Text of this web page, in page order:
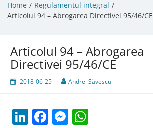
Home
Regulamentul integral
Articolul 94 – Abrogarea Directivei 95/46/CE
Articolul 94 – Abrogarea
Directivei 95/46/CE
2018-06-25 Andrei Săvescu
LinkedIn
Facebook
Messenger